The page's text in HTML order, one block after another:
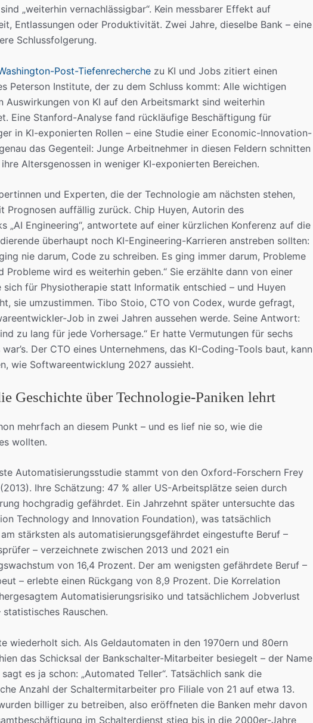
„weiterhin vernachlässigbar“. Kein messbarer Effekt auf
Entlassungen oder Produktivität. Zwei Jahre, dieselbe Bank – eine
Schlussfolgerung.
Post-Tiefenrecherchezu KI und Jobs zitiert einen
Peterson Institute, der zu dem Schluss kommt: Alle wichtigen
Auswirkungen von KI auf den Arbeitsmarkt sind weiterhin
Eine Stanford-Analyse fand rückläufige Beschäftigung für
in KI-exponierten Rollen – eine Studie einer Economic-Innovation-
das Gegenteil: Junge Arbeitnehmer in diesen Feldern schnitten
Altersgenossen in weniger KI-exponierten Bereichen.
und Experten, die der Technologie am nächsten stehen,
Prognosen auffällig zurück. Chip Huyen, Autorin des
„AI Engineering“, antwortete auf einer kürzlichen Konferenz auf die
überhaupt noch KI-Engineering-Karrieren anstreben sollten:
nie darum, Code zu schreiben. Es ging immer darum, Probleme
Probleme wird es weiterhin geben.“ Sie erzählte dann von einer
sich für Physiotherapie statt Informatik entschied – und Huyen
sie umzustimmen. Tibo Stoio, CTO von Codex, wurde gefragt,
Job in zwei Jahren aussehen werde. Seine Antwort:
zu lang für jede Vorhersage.“ Er hatte Vermutungen für sechs
Der CTO eines Unternehmens, das KI-Coding-Tools baut, kann
wie Softwareentwicklung 2027 aussieht.
Geschichte über Technologie-Paniken lehrt
mehrfach an diesem Punkt – und es lief nie so, wie die
wollten.
Automatisierungsstudie stammt von den Oxford-Forschern Frey
Ihre Schätzung: 47 % aller US-Arbeitsplätze seien durch
hochgradig gefährdet. Ein Jahrzehnt später untersuchte das
Technology and Innovation Foundation), was tatsächlich
stärksten als automatisierungsgefährdet eingestufte Beruf –
– verzeichnete zwischen 2013 und 2021 ein
von 16,4 Prozent. Der am wenigsten gefährdete Beruf –
– erlebte einen Rückgang von 8,9 Prozent. Die Korrelation
Automatisierungsrisiko und tatsächlichem Jobverlust
Rauschen.
wiederholt sich. Als Geldautomaten in den 1970ern und 80ern
das Schicksal der Bankschalter-Mitarbeiter besiegelt – der Name
es ja schon: „Automated Teller“. Tatsächlich sank die
Anzahl der Schaltermitarbeiter pro Filiale von 21 auf etwa 13.
billiger zu betreiben, also eröffneten die Banken mehr davon
im Schalterdienst stieg bis in die 2000er-Jahre